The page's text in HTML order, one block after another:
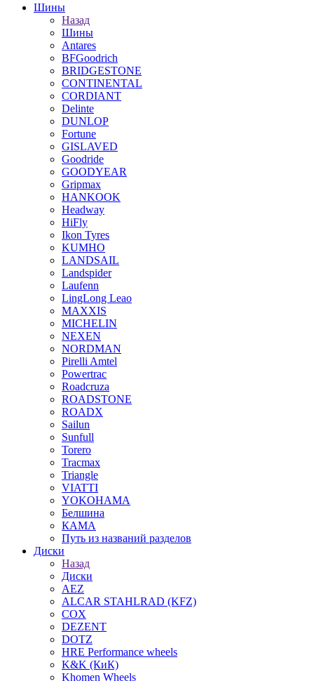
Шины
Назад
Шины
Antares
BFGoodrich
BRIDGESTONE
CONTINENTAL
CORDIANT
Delinte
DUNLOP
Fortune
GISLAVED
Goodride
GOODYEAR
Gripmax
HANKOOK
Headway
HiFly
Ikon Tyres
KUMHO
LANDSAIL
Landspider
Laufenn
LingLong Leao
MAXXIS
MICHELIN
NEXEN
NORDMAN
Pirelli Amtel
Powertrac
Roadcruza
ROADSTONE
ROADX
Sailun
Sunfull
Torero
Tracmax
Triangle
VIATTI
YOKOHAMA
Белшина
КАМА
Путь из названий разделов
Диски
Назад
Диски
AEZ
ALCAR STAHLRAD (KFZ)
COX
DEZENT
DOTZ
HRE Performance wheels
K&K (КиК)
Khomen Wheels